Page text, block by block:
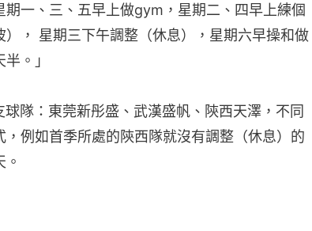
期一、三、五早上做gym，星期二、四早上練個
）， 星期三下午調整（休息），星期六早操和做
。」
隊：東莞新彤盛、武漢盛帆、陝西天澤，不同
例如首季所處的陝西隊就沒有調整（休息）的